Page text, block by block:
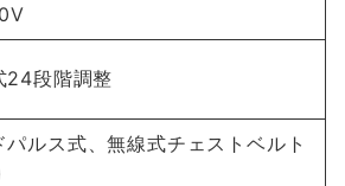
24段階調整
パルス式、無線式チェストベルト